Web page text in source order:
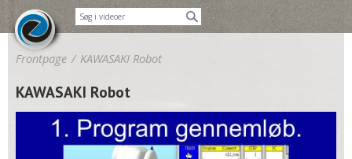
Frontpage / KAWASAKI Robot
KAWASAKI Robot